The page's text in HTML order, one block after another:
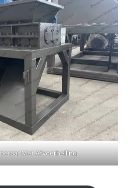
Met Afvoerhelling